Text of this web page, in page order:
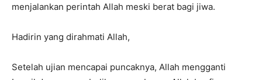
menjalankan perintah Allah meski berat bagi jiwa.
Hadirin yang dirahmati Allah,
Setelah ujian mencapai puncaknya, Allah mengganti